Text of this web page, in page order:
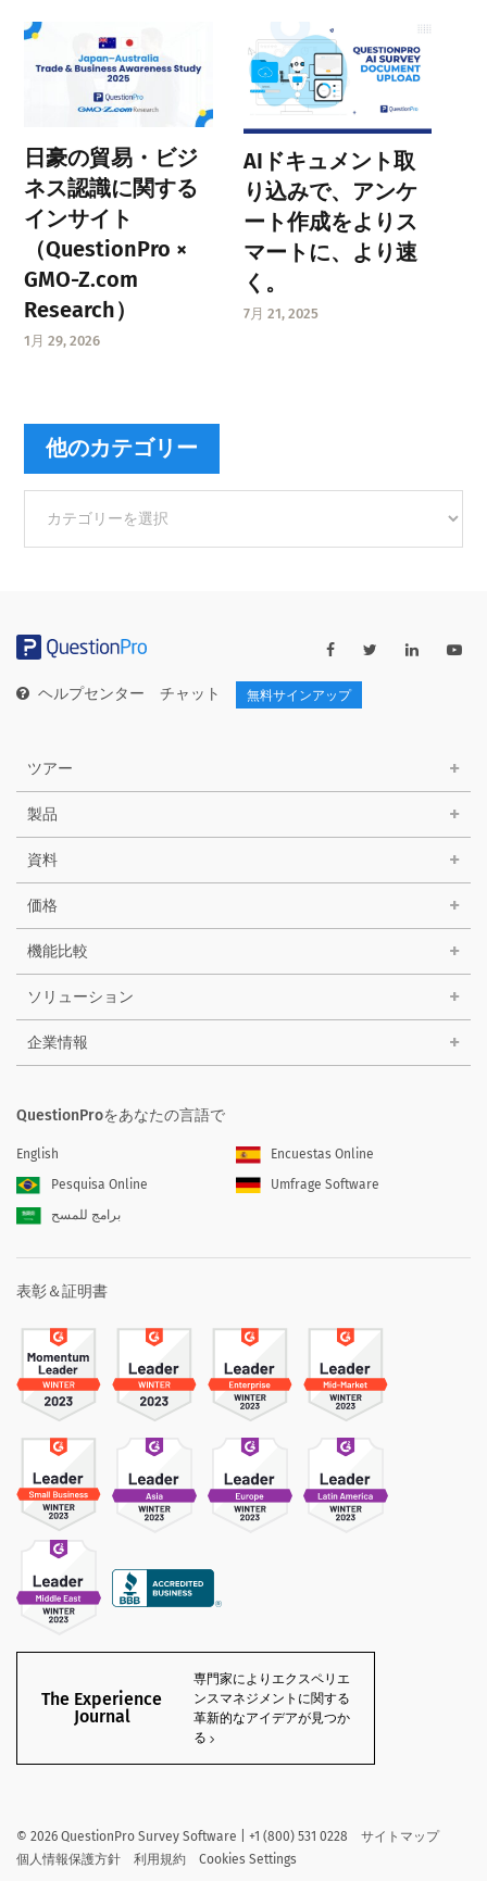
日豪の貿易・ビジ
ネス認識に関する
インサイト
（QuestionPro ×
GMO-Z.com
Research）
1月 29, 2026
AIドキュメント取
り込みで、アンケ
ート作成をよりス
マートに、より速
く。
7月 21, 2025
他のカテゴリー
カ
ー
ヘルプセンター チャット 無料サインアップ
ツアー
製品
資料
価格
機能比較
ソリューション
企業情報
QuestionProをあなたの言語で
English
Encuestas Online
Pesquisa Online
Umfrage Software
برامج للمسح
表彰＆証明書
The Experience
Journal
専門家によりエクスペリエ
ンスマネジメントに関する
革新的なアイデアが見つか
る
© 2026 QuestionPro Survey Software | +1 (800) 531 0228
サイトマップ
個人情報保護方針
利用規約 Cookies Settings